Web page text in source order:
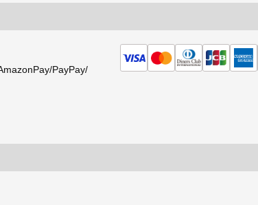
PayPay/